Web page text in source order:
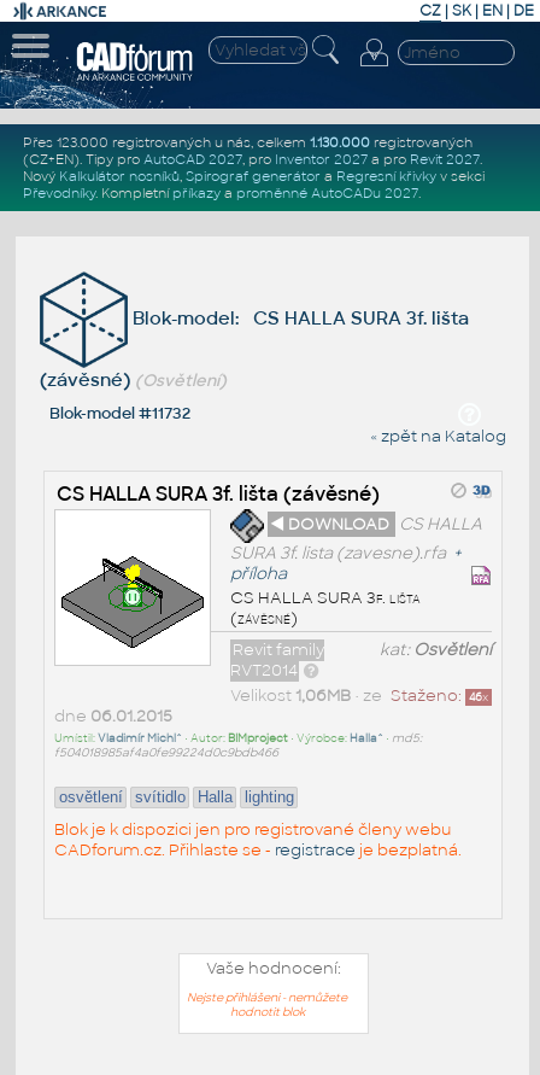
CZ | SK| EN | DE
Přes 123.000 registrovaných u nás, celkem 1.130.000registrovaných
(CZ+EN). Tipy pro AutoCAD 2027, pro Inventor 2027a pro Revit 2027.
Nový Kalkulátor nosníků, Spirograf generátor a Regresní křivkyv sekci
Převodníky. Kompletní příkazya proměnné AutoCADu 2027.
Blok-model: CS HALLA SURA 3f. lišta
(závěsné) (Osvětlení)
Blok-model #11732
« zpět na Katalog
CS HALLA SURA 3f. lišta (závěsné)
◄ DOWNLOAD CS HALLA
SURA 3f. lista (zavesne).rfa +
příloha
CS HALLA SURA 3f. lišta
(závěsné)
kat: Osvětlení
Revit family
RVT2014
Staženo: 46x
Velikost 1,06MB• ze
dne 06.01.2015
Umístil:Vladimír Michl^ • Autor: BIMproject• Výrobce: Halla^ • md5:
f504018985af4a0fe99224d0c9bdb466
osvětlení svítidlo Halla lighting
Blok je k dispozici jen pro registrované členy webu
CADforum.cz. Přihlaste se - registrace je bezplatná.
Vaše hodnocení:
Nejste přihlášeni - nemůžete
hodnotit blok